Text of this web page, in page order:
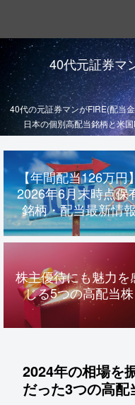
40代元証券マ
40代の元証券マンがFIRE(配当
日本の個別高配当銘柄と米
【年間配当126万円
2026年6月末時点保
銘柄・配当最新情
株主優待にも魅力を
じる5つの高配当株
2024年の相場を
だった3つの高配